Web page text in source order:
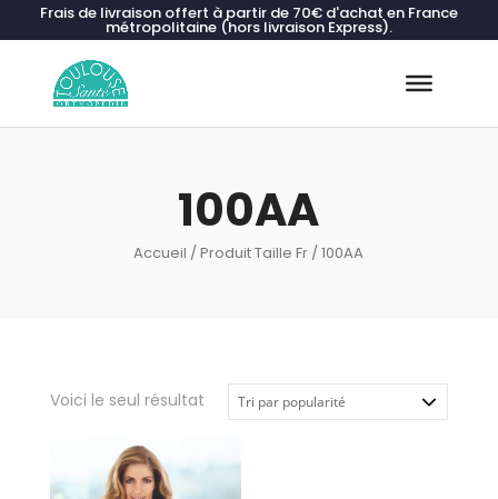
Frais de livraison offert à partir de 70€ d'achat en France
métropolitaine (hors livraison Express).
100AA
Accueil / Produit Taille Fr / 100AA
Voici le seul résultat